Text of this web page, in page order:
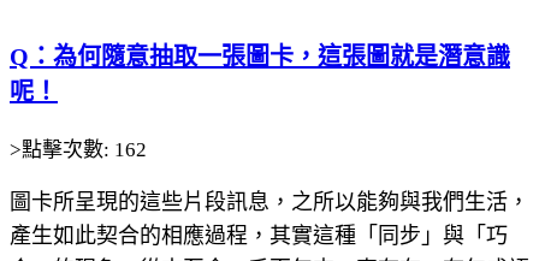
Q：為何隨意抽取一張圖卡，這張圖就是潛意識
呢！
>點擊次數: 162
圖卡所呈現的這些片段訊息，之所以能夠與我們生活，
產生如此契合的相應過程，其實這種「同步」與「巧